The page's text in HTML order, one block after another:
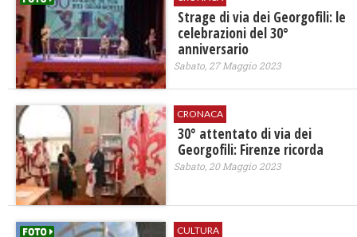
Strage di via dei Georgofili: le
celebrazioni del 30°
anniversario
Sabato, 27 Maggio 2023
CRONACA
30° attentato di via dei
Georgofili: Firenze ricorda
Sabato, 20 Maggio 2023
CULTURA